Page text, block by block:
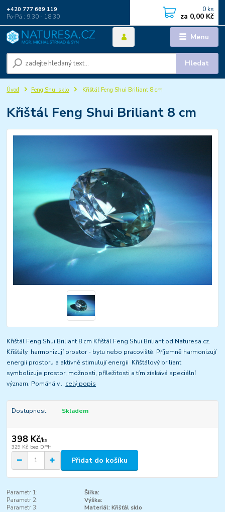
Menu
Hledat
+420 777 669 119
Po-Pá : 9:30 - 18:30
0 ks
za 0,00 Kč
Úvod Feng Shui sklo Křištál Feng Shui Briliant 8 cm
Křištál Feng Shui Briliant 8 cm
Křištál Feng Shui Briliant 8 cm Křištál Feng Shui Briliant od Naturesa.cz.
Křišťály harmonizují prostor - bytu nebo pracoviště. Příjemně harmonizují
energii prostoru a aktivně stimulují energii Křišťálový briliant
symbolizuje prostor, možnosti, příležitosti a tím získává speciální
význam. Pomáhá v... celý popis
Dostupnost Skladem
398 Kč/ks
329 Kč bez DPH
Přidat do košíku
Parametr 1:
Šířka:
Parametr 2:
Výška:
Parametr 3:
Materiál: Křišťál sklo